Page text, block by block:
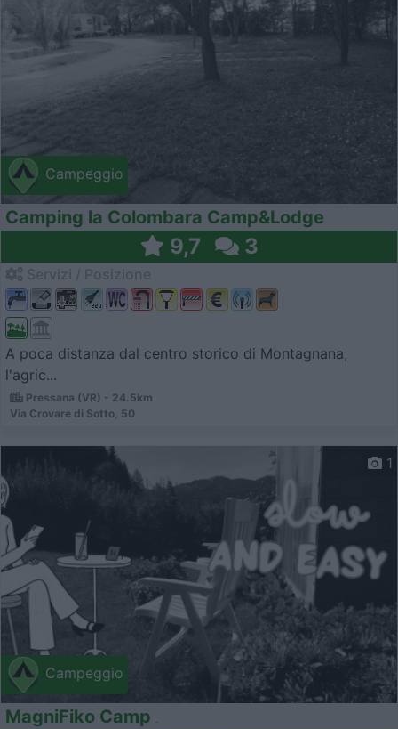
Campeggio
Camping la Colombara Camp&Lodge
9,7 3
A poca distanza dal centro storico di Montagnana,
l'agric...
Pressana (VR) - 24.5km
Via Crovare di Sotto, 50
Campeggio
1
MagniFiko Camp